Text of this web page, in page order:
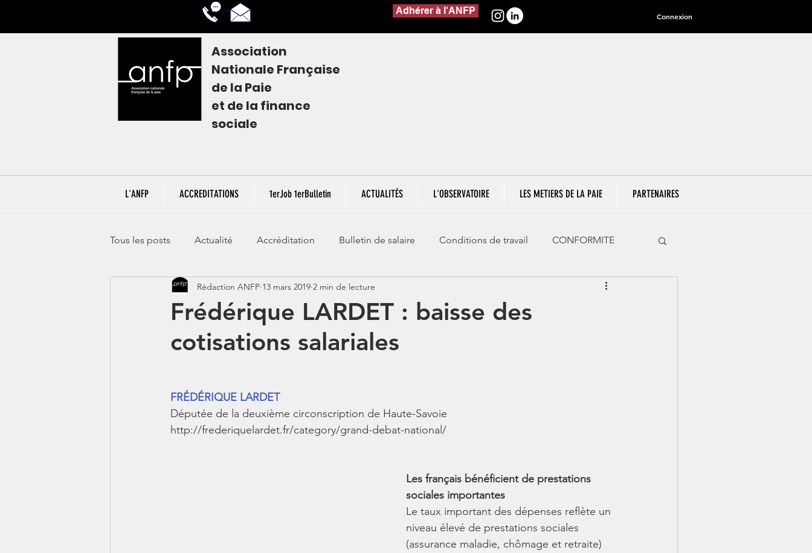
Adhérer à l'ANFP Connexion
Association
Nationale Française
de la Paie
et de la finance
sociale
L'ANFP ACCREDITATIONS 1erJob 1erBulletin ACTUALITÉS L'OBSERVATOIRE LES METIERS DE LA PAIE PARTENAIRES
Tous les posts Actualité Accréditation Bulletin de salaire Conditions de travail CONFORMITE
CORONAVIRUS - COVID 19 Jurisprudence Rémunération
Jeunes - 1erJob1erBP DSN BOSS Contrats aidés
Frédérique LARDET : baisse des
cotisations salariales
Rédaction ANFP 13 mars 2019 2 min de lecture
FRÉDÉRIQUE LARDET
Députée de la deuxième circonscription de Haute-Savoie
http://frederiquelardet.fr/category/grand-debat-national/
Les français bénéficient de prestations
sociales importantes
Le taux important des dépenses reflète un
niveau élevé de prestations sociales
(assurance maladie, chômage et retraite)